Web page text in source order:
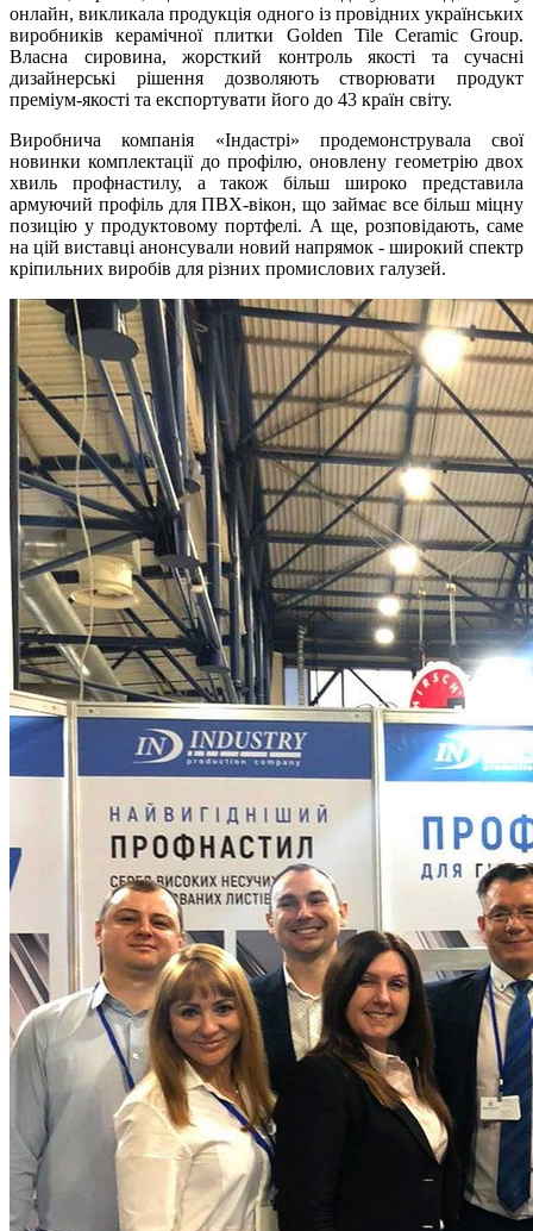
онлайн, викликала продукція одного із провідних українських
виробників керамічної плитки Golden Tile Ceramic Group.
Власна сировина, жорсткий контроль якості та сучасні
дизайнерські рішення дозволяють створювати продукт
преміум-якості та експортувати його до 43 країн світу.
Виробнича компанія «Індастрі» продемонструвала свої
новинки комплектації до профілю, оновлену геометрію двох
хвиль профнастилу, а також більш широко представила
армуючий профіль для ПВХ-вікон, що займає все більш міцну
позицію у продуктовому портфелі. А ще, розповідають, саме
на цій виставці анонсували новий напрямок - широкий спектр
кріпильних виробів для різних промислових галузей.